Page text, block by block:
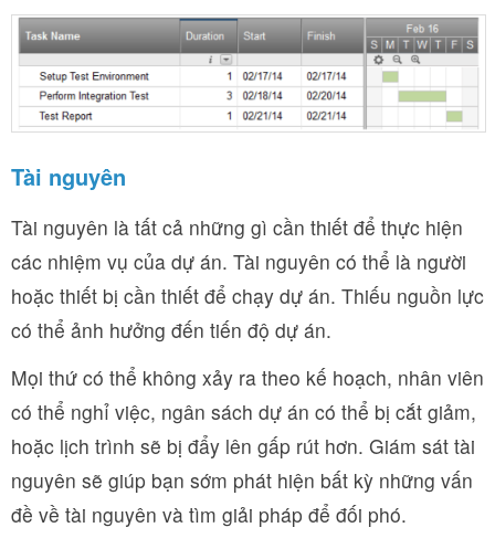
Tài nguyên
Tài nguyên là tất cả những gì cần thiết để thực hiện
các nhiệm vụ của dự án. Tài nguyên có thể là người
hoặc thiết bị cần thiết để chạy dự án. Thiếu nguồn lực
có thể ảnh hưởng đến tiến độ dự án.
Mọi thứ có thể không xảy ra theo kế hoạch, nhân viên
có thể nghỉ việc, ngân sách dự án có thể bị cắt giảm,
hoặc lịch trình sẽ bị đẩy lên gấp rút hơn. Giám sát tài
nguyên sẽ giúp bạn sớm phát hiện bất kỳ những vấn
đề về tài nguyên và tìm giải pháp để đối phó.